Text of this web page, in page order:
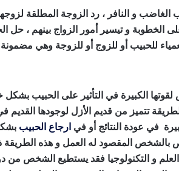
الغاضب و النافر ، رد الزوجة المطلقة
الخطوبة و تيسير أمور الزواج بينهم ، حل
للحبيب أو للزوج أو للزوجة وهي
لقوتها الكبيرة في التأثير على الحبيب
تتميز من قديم الأزل لوجودها القديم في
في عودة النتائج أو في ارجاع الحبيب
المقصود له العمل و هذه الطريقة
و التكنولوجيا فقد يستطيع الشخص من